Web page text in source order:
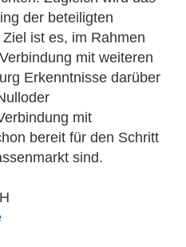
der beteiligten
ist es, im Rahmen
mit weiteren
Erkenntnisse darüber
mit
bereit für den Schritt
sind.